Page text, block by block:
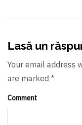
Lasă un
Your email address
are marked *
Comment